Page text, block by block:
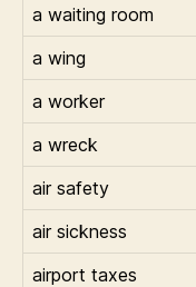
a waiting room
a wing
a worker
a wreck
air safety
air sickness
airport taxes